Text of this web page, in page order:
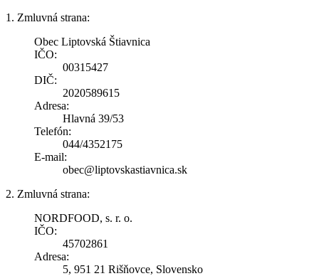
1. Zmluvná strana:
Obec Liptovská Štiavnica
IČO:
00315427
DIČ:
2020589615
Adresa:
Hlavná 39/53
Telefón:
044/4352175
E-mail:
obec@liptovskastiavnica.sk
2. Zmluvná strana:
NORDFOOD, s. r. o.
IČO:
45702861
Adresa:
5, 951 21 Rišňovce, Slovensko